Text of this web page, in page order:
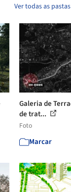
Ver todas as
Galeria de
de trat...
Foto
Marcar